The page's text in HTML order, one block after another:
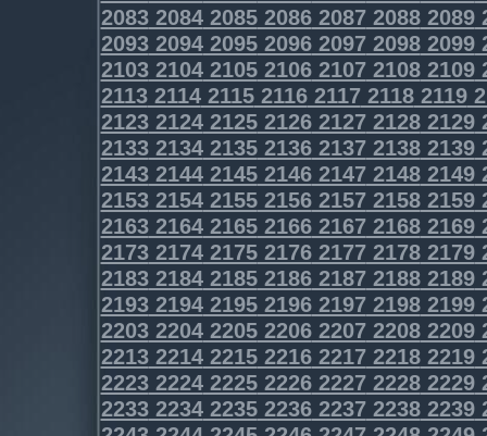
2083208420852086208720882089
2093209420952096209720982099
2103210421052106210721082109
2113211421152116211721182119
2123212421252126212721282129
2133213421352136213721382139
2143214421452146214721482149
2153215421552156215721582159
2163216421652166216721682169
2173217421752176217721782179
2183218421852186218721882189
2193219421952196219721982199
2203220422052206220722082209
2213221422152216221722182219
2223222422252226222722282229
2233223422352236223722382239